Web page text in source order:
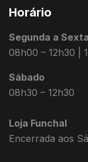
Horário
Segunda a
08h00 – 12h30 |
Sábado
08h30 – 12h30
Loja Funchal
Encerrada aos